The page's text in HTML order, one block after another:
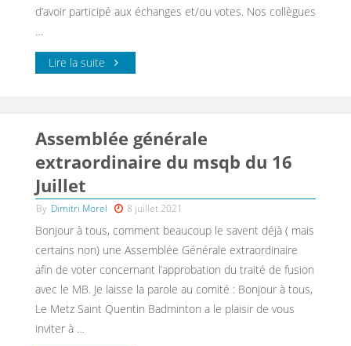
d’avoir participé aux échanges et/ou votes. Nos collègues
…
Lire la suite
Assemblée générale
extraordinaire du msqb du 16
Juillet
By Dimitri Morel 8 juillet 2021
Bonjour à tous, comment beaucoup le savent déjà ( mais
certains non) une Assemblée Générale extraordinaire
afin de voter concernant l’approbation du traité de fusion
avec le MB. Je laisse la parole au comité : Bonjour à tous,
Le Metz Saint Quentin Badminton a le plaisir de vous
inviter à …